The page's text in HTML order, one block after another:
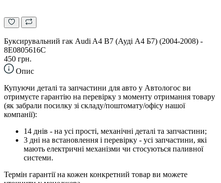
Буксирувальний гак Audi A4 B7 (Ауді А4 Б7) (2004-2008) -
8E0805616C
450 грн.
Опис
Купуючи деталі та запчастини для авто у Автологос ви
отримуєте гарантію на перевірку з моменту отримання товару
(як забрали посилку зі складу/поштомату/офісу нашої
компанії):
14 днів - на усі прості, механічні деталі та запчастини;
3 дні на встановлення і перевірку - усі запчастини, які
мають електричні механізми чи стосуються паливної
системи.
Термін гарантії на кожен конкретний товар ви можете